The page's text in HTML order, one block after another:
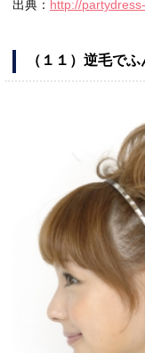
出典： http://
（１１）逆毛で